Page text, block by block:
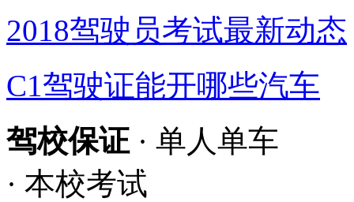
2018驾驶员考试最新动态
C1驾驶证能开哪些汽车
驾校保证 · 单人单车
· 本校考试